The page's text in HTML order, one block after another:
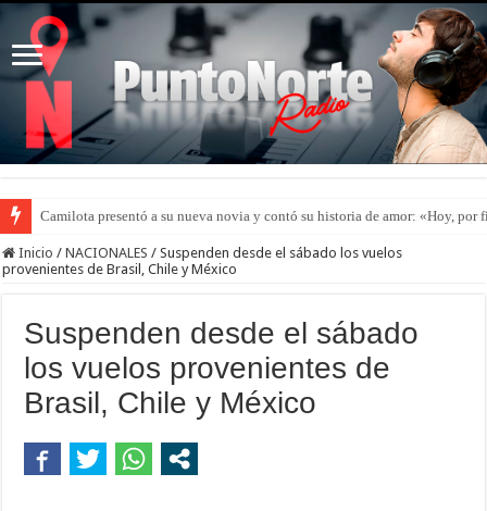
Camilota presentó a su nueva novia y contó su historia de amor: «Hoy, por
Inicio / NACIONALES / Suspenden desde el sábado los vuelos
provenientes de Brasil, Chile y México
Suspenden desde el sábado
los vuelos provenientes de
Brasil, Chile y México